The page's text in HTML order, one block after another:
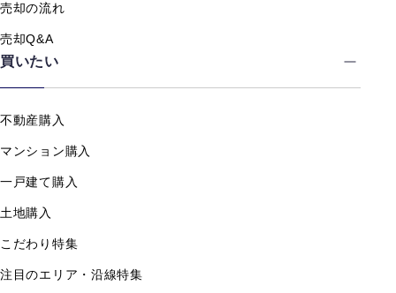
売却の流れ
売却Q&A
買いたい
不動産購入
マンション購入
一戸建て購入
土地購入
こだわり特集
注目のエリア・沿線特集